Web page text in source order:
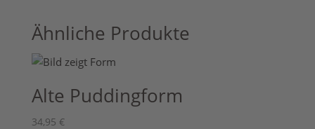
Ähnliche Produkte
Alte Puddingform
34,95 €